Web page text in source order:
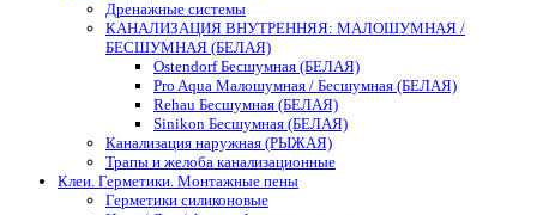
Дренажные системы
КАНАЛИЗАЦИЯ ВНУТРЕННЯЯ: МАЛОШУМНАЯ /
БЕСШУМНАЯ (БЕЛАЯ)
Ostendorf Бесшумная (БЕЛАЯ)
Pro Aqua Малошумная / Бесшумная (БЕЛАЯ)
Rehau Бесшумная (БЕЛАЯ)
Sinikon Бесшумная (БЕЛАЯ)
Канализация наружная (РЫЖАЯ)
Трапы и желоба канализационные
Клеи. Герметики. Монтажные пены
Герметики силиконовые